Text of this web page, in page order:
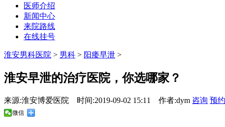
医师介绍
新闻中心
来院路线
在线挂号
淮安男科医院 > 男科 > 阳痿早泄 >
淮安早泄的治疗医院，你选哪家？
来源:淮安博爱医院 时间:2019-09-02 15:11 作者:dym 咨询 预约
微信